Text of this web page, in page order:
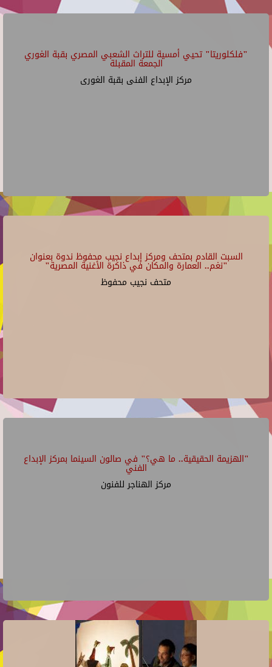
"فلكلوريتا" تحيي أمسية للتراث الشعبي المصري بقبة الغوري
الجمعة المقبلة
مركز الإبداع الفنى بقبة الغورى
السبت القادم بمتحف ومركز إبداع نجيب محفوظ ندوة بعنوان
"نغم.. العمارة والمكان في ذاكرة الأغنية المصرية"
متحف نجيب محفوظ
"الهزيمة الحقيقية.. ما هي؟" في صالون السينما بمركز الإبداع
الفني
مركز الهناجر للفنون